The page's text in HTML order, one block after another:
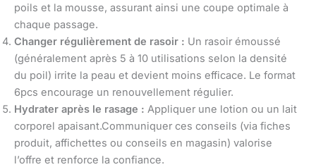
poils et la mousse, assurant ainsi une coupe optimale à
chaque passage.
Changer régulièrement de rasoir : Un rasoir émoussé
(généralement après 5 à 10 utilisations selon la densité
du poil) irrite la peau et devient moins efficace. Le format
6pcs encourage un renouvellement régulier.
Hydrater après le rasage : Appliquer une lotion ou un lait
corporel apaisant.Communiquer ces conseils (via fiches
produit, affichettes ou conseils en magasin) valorise
l’offre et renforce la confiance.